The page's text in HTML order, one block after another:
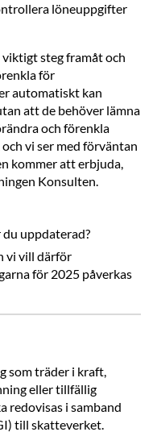
löneuppgifter
steg framåt och
för
automatiskt kan
att de behöver lämna
och förenkla
vi ser med förväntan
kommer att erbjuda,
Konsulten.
uppdaterad?
vi vill därför
för 2025 påverkas
som träder i kraft,
eller tillfällig
redovisas i samband
till skatteverket.